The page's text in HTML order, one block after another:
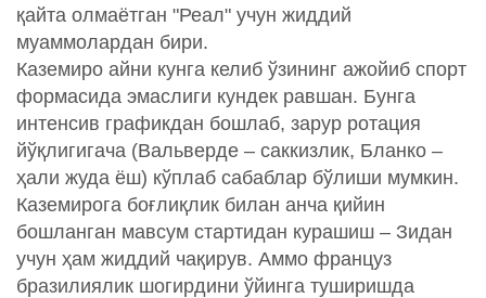
қайта олмаётган "Реал" учун жиддий
муаммолардан бири.
Каземиро айни кунга келиб ўзининг ажойиб спорт
формасида эмаслиги кундек равшан. Бунга
интенсив графикдан бошлаб, зарур ротация
йўқлигигача (Вальверде – саккизлик, Бланко –
ҳали жуда ёш) кўплаб сабаблар бўлиши мумкин.
Каземирога боғлиқлик билан анча қийин
бошланган мавсум стартидан курашиш – Зидан
учун ҳам жиддий чақирув. Аммо француз
бразилиялик шогирдини ўйинга туширишда